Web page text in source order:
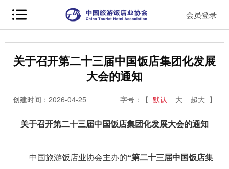
会员登录
关于召开第二十三届中国饭店集团化发展
大会的通知
创建时间：2026-04-25 字号：【 默认 大 超大 】
关于召开第二十三届中国饭店集团化发展大会的通知
中国旅游饭店业协会主办的“第二十三届中国饭店集